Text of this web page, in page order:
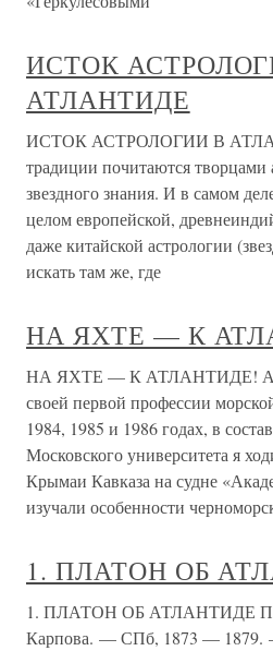
ИСТОК
АТЛАНТИДЕ
ИСТОК АСТРОЛОГИИ В
традиции почитаются творцами
звездного знания. И в самом
целом европейской,
даже китайской астрологии
искать там же, где
НА ЯХТЕ — К
НА ЯХТЕ — К АТЛАНТИДЕ!
своей первой профессии
1984, 1985 и 1986 годах, в
Московского университета я
Крымаи Кавказа на судне
изучали особенности
1. ПЛАТОН ОБ
1. ПЛАТОН ОБ АТЛАНТИДЕ
Карпова. — СПб, 1873 —